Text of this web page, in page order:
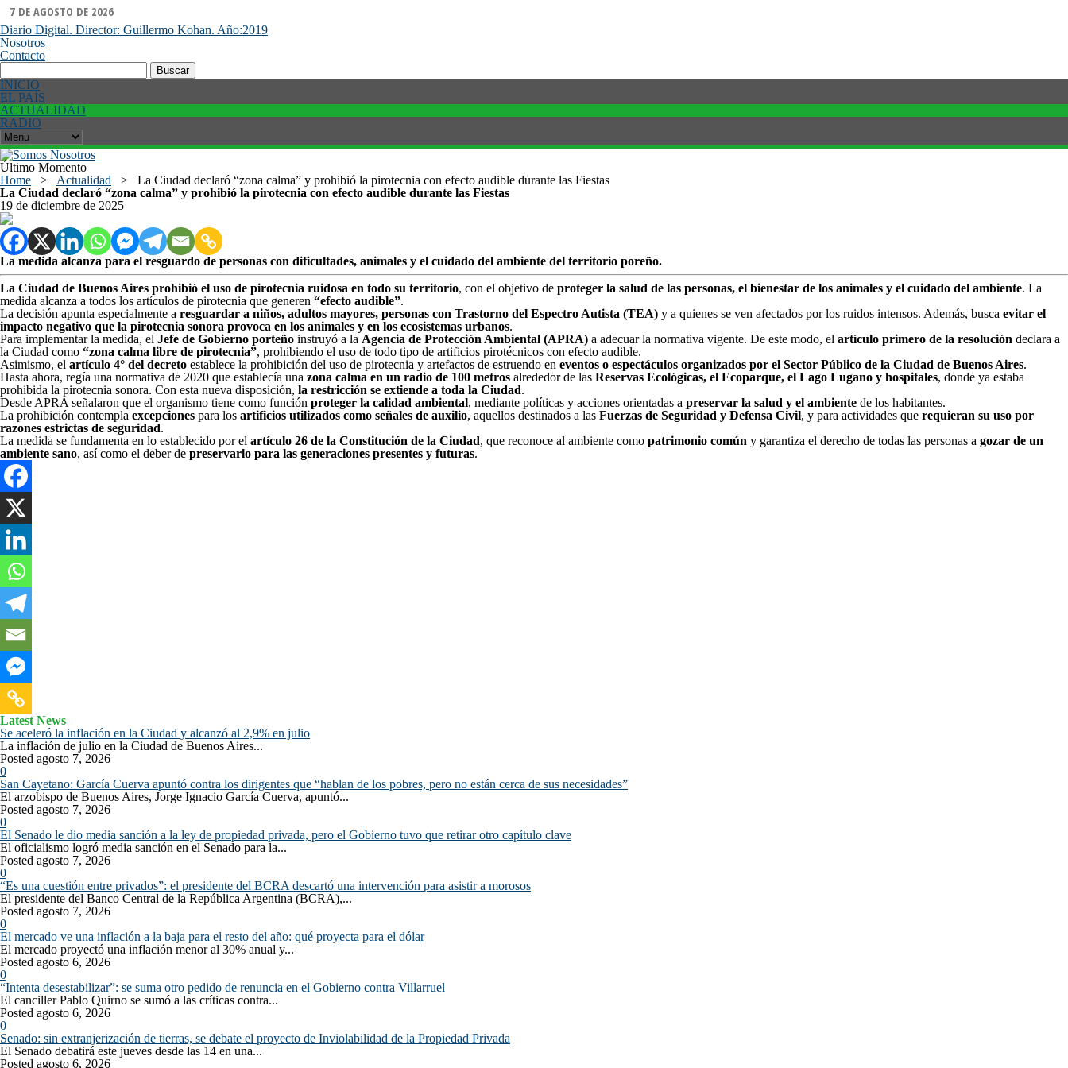
7 DE AGOSTO DE 2026
Diario Digital. Director: Guillermo Kohan. Año:2019
Nosotros
Contacto
Buscar:
INICIO
EL PAÍS
ACTUALIDAD
RADIO
Último Momento
Home > Actualidad > La Ciudad declaró “zona calma” y prohibió la pirotecnia con efecto audible durante las Fiestas
La Ciudad declaró “zona calma” y prohibió la pirotecnia con efecto audible durante las Fiestas
19 de diciembre de 2025
La medida alcanza para el resguardo de personas con dificultades, animales y el cuidado del ambiente del territorio poreño.
La Ciudad de Buenos Aires prohibió el uso de pirotecnia ruidosa en todo su territorio, con el objetivo de proteger la salud de las personas, el bienestar de los animales y el cuidado del ambiente. La
medida alcanza a todos los artículos de pirotecnia que generen “efecto audible”.
La decisión apunta especialmente a resguardar a niños, adultos mayores, personas con Trastorno del Espectro Autista (TEA) y a quienes se ven afectados por los ruidos intensos. Además, busca evitar el
impacto negativo que la pirotecnia sonora provoca en los animales y en los ecosistemas urbanos.
Para implementar la medida, el Jefe de Gobierno porteño instruyó a la Agencia de Protección Ambiental (APRA) a adecuar la normativa vigente. De este modo, el artículo primero de la resolución declara a
la Ciudad como “zona calma libre de pirotecnia”, prohibiendo el uso de todo tipo de artificios pirotécnicos con efecto audible.
Asimismo, el artículo 4° del decreto establece la prohibición del uso de pirotecnia y artefactos de estruendo en eventos o espectáculos organizados por el Sector Público de la Ciudad de Buenos Aires.
Hasta ahora, regía una normativa de 2020 que establecía una zona calma en un radio de 100 metros alrededor de las Reservas Ecológicas, el Ecoparque, el Lago Lugano y hospitales, donde ya estaba
prohibida la pirotecnia sonora. Con esta nueva disposición, la restricción se extiende a toda la Ciudad.
Desde APRA señalaron que el organismo tiene como función proteger la calidad ambiental, mediante políticas y acciones orientadas a preservar la salud y el ambiente de los habitantes.
La prohibición contempla excepciones para los artificios utilizados como señales de auxilio, aquellos destinados a las Fuerzas de Seguridad y Defensa Civil, y para actividades que requieran su uso por
razones estrictas de seguridad.
La medida se fundamenta en lo establecido por el artículo 26 de la Constitución de la Ciudad, que reconoce al ambiente como patrimonio común y garantiza el derecho de todas las personas a gozar de un
ambiente sano, así como el deber de preservarlo para las generaciones presentes y futuras.
Latest News
Se aceleró la inflación en la Ciudad y alcanzó al 2,9% en julio
La inflación de julio en la Ciudad de Buenos Aires...
Posted agosto 7, 2026
0
San Cayetano: García Cuerva apuntó contra los dirigentes que “hablan de los pobres, pero no están cerca de sus necesidades”
El arzobispo de Buenos Aires, Jorge Ignacio García Cuerva, apuntó...
Posted agosto 7, 2026
0
El Senado le dio media sanción a la ley de propiedad privada, pero el Gobierno tuvo que retirar otro capítulo clave
El oficialismo logró media sanción en el Senado para la...
Posted agosto 7, 2026
0
“Es una cuestión entre privados”: el presidente del BCRA descartó una intervención para asistir a morosos
El presidente del Banco Central de la República Argentina (BCRA),...
Posted agosto 7, 2026
0
El mercado ve una inflación a la baja para el resto del año: qué proyecta para el dólar
El mercado proyectó una inflación menor al 30% anual y...
Posted agosto 6, 2026
0
“Intenta desestabilizar”: se suma otro pedido de renuncia en el Gobierno contra Villarruel
El canciller Pablo Quirno se sumó a las críticas contra...
Posted agosto 6, 2026
0
Senado: sin extranjerización de tierras, se debate el proyecto de Inviolabilidad de la Propiedad Privada
El Senado debatirá este jueves desde las 14 en una...
Posted agosto 6, 2026